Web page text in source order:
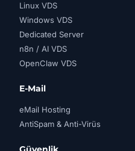
Linux VDS
Windows VDS
Dedicated Server
n8n / AI VDS
OpenClaw VDS
E-Mail
eMail Hosting
AntiSpam & Anti-Virüs